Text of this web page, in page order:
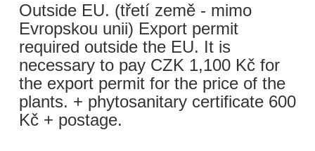
Outside EU. (třetí země - mimo
Evropskou unii) Export permit
required outside the EU. It is
necessary to pay CZK 1,100 Kč for
the export permit for the price of the
plants. + phytosanitary certificate 600
Kč + postage.